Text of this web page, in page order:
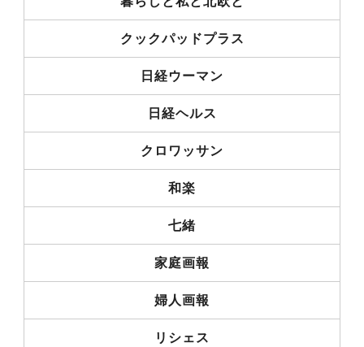
クックパッドプラス
日経ウーマン
日経ヘルス
クロワッサン
和楽
七緒
家庭画報
婦人画報
リシェス